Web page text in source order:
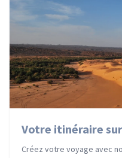
Votre itinéraire
Créez votre voyage avec